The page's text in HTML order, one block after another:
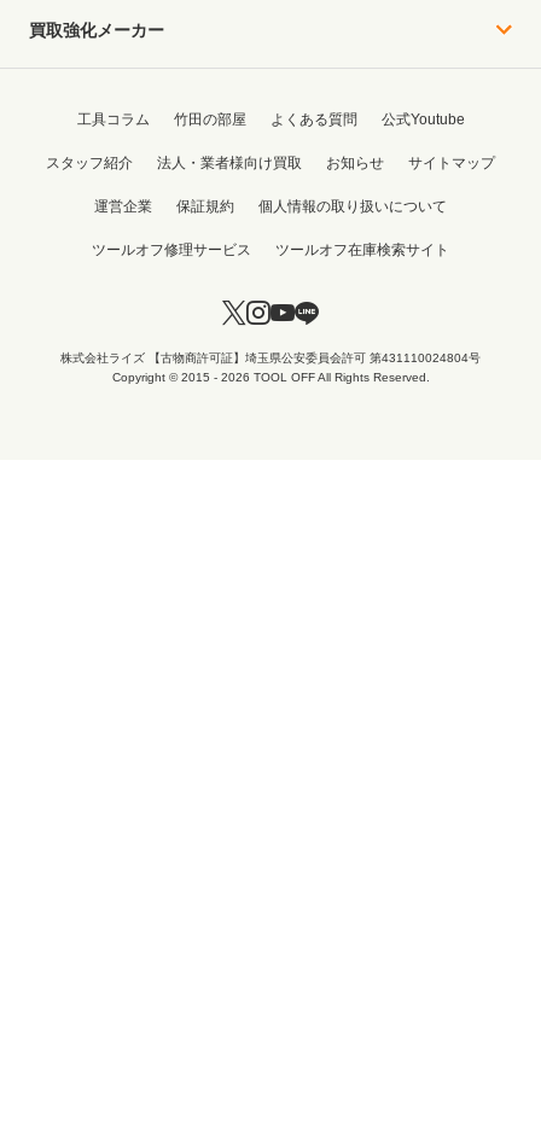
買取強化メーカー
工具コラム 竹田の部屋 よくある質問 公式Youtube
スタッフ紹介 法人・業者様向け買取 お知らせ サイトマップ
運営企業 保証規約 個人情報の取り扱いについて
ツールオフ修理サービス ツールオフ在庫検索サイト
株式会社ライズ 【古物商許可証】埼玉県公安委員会許可 第431110024804号
Copyright © 2015 - 2026 TOOL OFF All Rights Reserved.